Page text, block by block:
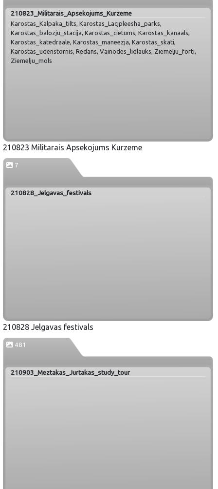
210823_Militarais_Apsekojums_Kurzeme
Karostas_Kalpaka_tilts, Karostas_Lacjpleesha_parks,
Karostas_balozju_stacija, Karostas_cietums, Karostas_kanaals,
Karostas_katedraale, Karostas_maneezja, Karostas_skati,
Karostas_udenstornis, Redans, Vainodes_lidlauks, Ziemelju_forti,
Ziemelju_mols
210823 Militarais Apsekojums Kurzeme
7
210828_Jelgavas_festivals
210828 Jelgavas festivals
481
210903_Meztakas_Jurtakas_study_tour